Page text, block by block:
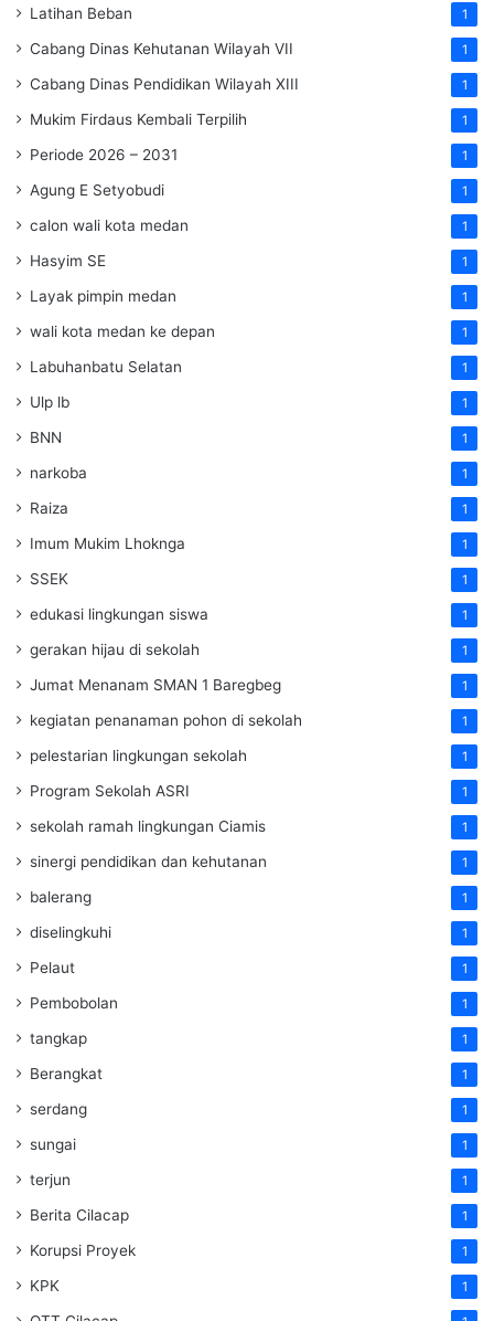
Latihan Beban 1
Cabang Dinas Kehutanan Wilayah VII 1
Cabang Dinas Pendidikan Wilayah XIII 1
Mukim Firdaus Kembali Terpilih 1
Periode 2026 – 2031 1
Agung E Setyobudi 1
calon wali kota medan 1
Hasyim SE 1
Layak pimpin medan 1
wali kota medan ke depan 1
Labuhanbatu Selatan 1
Ulp lb 1
BNN 1
narkoba 1
Raiza 1
Imum Mukim Lhoknga 1
SSEK 1
edukasi lingkungan siswa 1
gerakan hijau di sekolah 1
Jumat Menanam SMAN 1 Baregbeg 1
kegiatan penanaman pohon di sekolah 1
pelestarian lingkungan sekolah 1
Program Sekolah ASRI 1
sekolah ramah lingkungan Ciamis 1
sinergi pendidikan dan kehutanan 1
balerang 1
diselingkuhi 1
Pelaut 1
Pembobolan 1
tangkap 1
Berangkat 1
serdang 1
sungai 1
terjun 1
Berita Cilacap 1
Korupsi Proyek 1
KPK 1